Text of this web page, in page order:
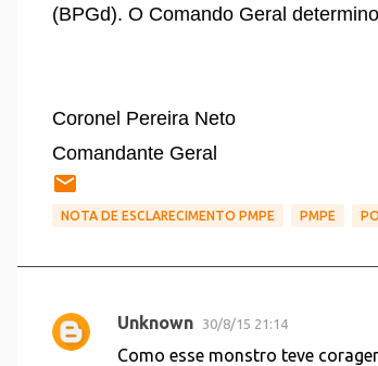
(BPGd). O Comando Geral
Coronel Pereira Neto
Comandante Geral
NOTA DE ESCLARECIMENTO PMPE PMPE
C
Unknown 30/8/15 21:14
Como esse monstro teve